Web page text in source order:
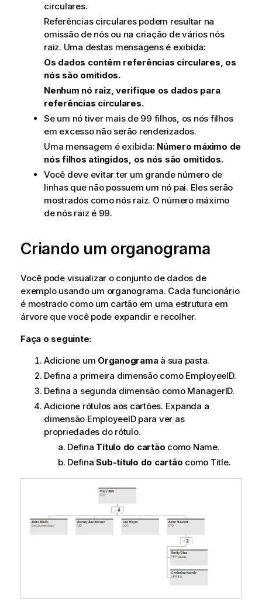
circulares.
Referências circulares podem resultar na
omissão de nós ou na criação de vários nós
raiz. Uma destas mensagens é exibida:
Os dados contêm referências circulares, os
nós são omitidos.
Nenhum nó raiz, verifique os dados para
referências circulares.
Se um nó tiver mais de 99 filhos, os nós filhos
em excesso não serão renderizados.
Uma mensagem é exibida: Número máximo de
nós filhos atingidos, os nós são omitidos.
Você deve evitar ter um grande número de
linhas que não possuem um nó pai. Eles serão
mostrados como nós raiz. O número máximo
de nós raiz é 99.
Criando um organograma
Você pode visualizar o conjunto de dados de
exemplo usando um organograma. Cada funcionário
é mostrado como um cartão em uma estrutura em
árvore que você pode expandir e recolher.
Faça o seguinte:
Adicione um Organogramaà sua pasta.
Defina a primeira dimensão como EmployeeID.
Defina a segunda dimensão como ManagerID.
Adicione rótulos aos cartões. Expanda a
dimensão EmployeeIDpara ver as
propriedades do rótulo.
Defina Título do cartão como Name.
DefinaSub-título do cartão como Title.